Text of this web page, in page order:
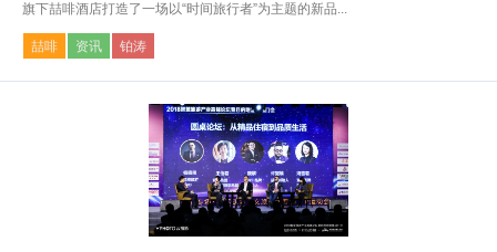
旗下喆啡酒店打造了一场以“时间旅行者”为主题的新品...
喆啡 资讯 铂涛